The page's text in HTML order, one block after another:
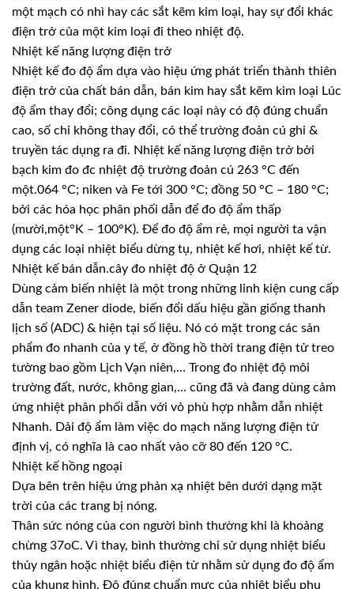
một mạch có nhì hay các sắt kẽm kim loại, hay sự đổi khác
điện trở của một kim loại đi theo nhiệt độ.
Nhiệt kế năng lượng điện trở
Nhiệt kế đo độ ẩm dựa vào hiệu ứng phát triển thành thiên
điện trở của chất bán dẫn, bán kim hay sắt kẽm kim loại Lúc
độ ẩm thay đổi; công dụng các loại này có độ đúng chuẩn
cao, số chỉ không thay đổi, có thể trường đoản cú ghi &
truyền tác dụng ra đi. Nhiệt kế năng lượng điện trở bởi
bạch kim đo đc nhiệt độ trường đoản cú 263 °C đến
một.064 °C; niken và Fe tới 300 °C; đồng 50 °C – 180 °C;
bởi các hóa học phân phối dẫn để đo độ ẩm thấp
(mười,một°K – 100°K). Để đo độ ẩm rẻ, mọi người ta vận
dụng các loại nhiệt biểu dừng tụ, nhiệt kế hơi, nhiệt kế từ.
Nhiệt kế bán dẫn.cây đo nhiệt độ ở Quận 12
Dùng cảm biến nhiệt là một trong những linh kiện cung cấp
dẫn team Zener diode, biến đổi dấu hiệu gần giống thanh
lịch số (ADC) & hiện tại số liệu. Nó có mặt trong các sản
phẩm đo nhanh của y tế, ở đồng hồ thời trang điện tử treo
tường bao gồm Lịch Vạn niên,… Trong đo nhiệt độ môi
trường đất, nước, không gian,… cũng đã và đang dùng cảm
ứng nhiệt phân phối dẫn với vỏ phù hợp nhằm dẫn nhiệt
Nhanh. Dải độ ẩm làm việc do mạch năng lượng điện tử
định vị, có nghĩa là cao nhất vào cỡ 80 đến 120 °C.
Nhiệt kế hồng ngoại
Dựa bên trên hiệu ứng phản xạ nhiệt bên dưới dạng mặt
trời của các trang bị nóng.
Thân sức nóng của con người bình thường khi là khoảng
chừng 37oC. Vì thay, bình thường chỉ sử dụng nhiệt biểu
thủy ngân hoặc nhiệt biểu điện tử nhằm sử dụng đo độ ẩm
của khung hình. Độ đúng chuẩn mực của nhiệt biểu phụ